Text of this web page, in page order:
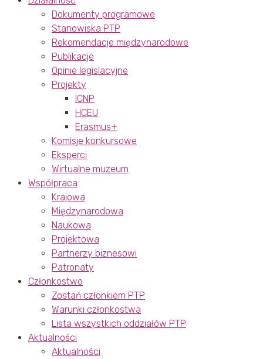
Dokumenty programowe
Stanowiska PTP
Rekomendacje międzynarodowe
Publikacje
Opinie legislacyjne
Projekty
ICNP
HCEU
Erasmus+
Komisje konkursowe
Eksperci
Wirtualne muzeum
Współpraca
Krajowa
Międzynarodowa
Naukowa
Projektowa
Partnerzy biznesowi
Patronaty
Członkostwo
Zostań członkiem PTP
Warunki członkostwa
Lista wszystkich oddziałów PTP
Aktualności
Aktualności